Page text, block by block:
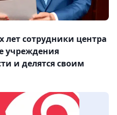
лет сотрудники центра
учреждения
и делятся своим